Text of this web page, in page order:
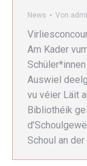
News Von
Am Kader
Auswiel
vu véier Läit
Bibliothéik
Schoul an